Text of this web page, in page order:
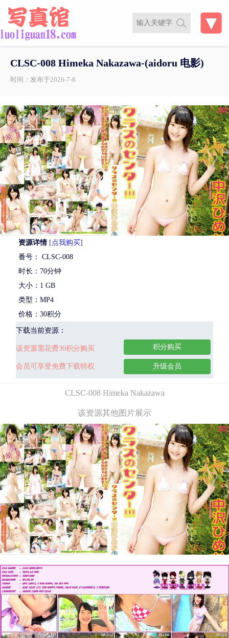
CLSC-008 Himeka Nakazawa-(aidoru 电影)
时间：发布于2026-7-6
资源详情 [点我购买]
番号： CLSC-008
时长：70分钟
大小：1 GB
类型：MP4
价格：30积分
下载当前资源：
该资源需花费30积分购买
会员可享受免费下载特权
积分购买
升级会员
CLSC-008 Himeka Nakazawa
该资源其他图片展示